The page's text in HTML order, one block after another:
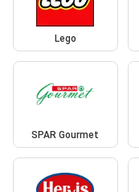
Lego
SPAR Gourmet